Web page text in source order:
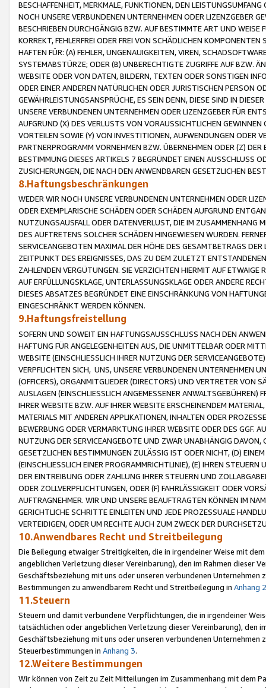
BESCHAFFENHEIT, MERKMALE, FUNKTIONEN, DEN
NOCH UNSERE VERBUNDENEN UNTERNEHMEN ODER LIZENZGEBER
BESCHRIEBEN DURCHGÄNGIG BZW. AUF BESTIMMTE ART UND
KORREKT, FEHLERFREI ODER FREI VON SCHÄDLICHEN
HAFTEN FÜR: (A) FEHLER, UNGENAUIGKEITEN, VIREN,
SYSTEMABSTÜRZE; ODER (B) UNBERECHTIGTE ZUGRIFFE AUF BZW.
WEBSITE ODER VON DATEN, BILDERN, TEXTEN ODER SONSTIGEN
ODER EINER ANDEREN NATÜRLICHEN ODER JURISTISCHEN PERSON
GEWÄHRLEISTUNGSANSPRÜCHE, ES SEIN DENN, DIESE SIND IN
UNSERE VERBUNDENEN UNTERNEHMEN ODER LIZENZGEBER FÜR
AUFGRUND (X) DES VERLUSTS VON VORAUSSICHTLICHEN
VORTEILEN SOWIE (Y) VON INVESTITIONEN, AUFWENDUNGEN ODER
PARTNERPROGRAMM VORNEHMEN BZW. ÜBERNEHMEN ODER (Z)
BESTIMMUNG DIESES ARTIKELS 7 BEGRÜNDET EINEN AUSSCHLUSS
ZUSICHERUNGEN, DIE NACH DEN ANWENDBAREN GESETZLICHEN
8.Haftungsbeschränkungen
WEDER WIR NOCH UNSERE VERBUNDENEN UNTERNEHMEN ODER
ODER EXEMPLARISCHE SCHÄDEN ODER SCHÄDEN AUFGRUND
NUTZUNGSAUSFALL ODER DATENVERLUST, DIE IM ZUSAMMENHANG
DES AUFTRETENS SOLCHER SCHÄDEN HINGEWIESEN WURDEN.
SERVICEANGEBOTEN MAXIMAL DER HÖHE DES GESAMTBETRAGS
ZEITPUNKT DES EREIGNISSES, DAS ZU DEM ZULETZT
ZAHLENDEN VERGÜTUNGEN. SIE VERZICHTEN HIERMIT AUF
AUF ERFÜLLUNGSKLAGE, UNTERLASSUNGSKLAGE ODER ANDERE
DIESES ABSATZES BEGRÜNDET EINE EINSCHRÄNKUNG VON
EINGESCHRÄNKT WERDEN KÖNNEN.
9.Haftungsfreistellung
SOFERN UND SOWEIT EIN HAFTUNGSAUSSCHLUSS NACH DEN
HAFTUNG FÜR ANGELEGENHEITEN AUS, DIE UNMITTELBAR ODER
WEBSITE (EINSCHLIESSLICH IHRER NUTZUNG DER
VERPFLICHTEN SICH, UNS, UNSERE VERBUNDENEN UNTERNEHMEN
(OFFICERS), ORGANMITGLIEDER (DIRECTORS) UND VERTRETER VON
AUSLAGEN (EINSCHLIESSLICH ANGEMESSENER
IHRER WEBSITE BZW. AUF IHRER WEBSITE ERSCHEINENDEM
MATERIALS MIT ANDEREN APPLIKATIONEN, INHALTEN ODER
BEWERBUNG ODER VERMARKTUNG IHRER WEBSITE ODER DES GGF.
NUTZUNG DER SERVICEANGEBOTE UND ZWAR UNABHÄNGIG
GESETZLICHEN BESTIMMUNGEN ZULÄSSIG IST ODER NICHT, (D)
(EINSCHLIESSLICH EINER PROGRAMMRICHTLINIE), (E) IHREN
DER EINTREIBUNG ODER ZAHLUNG IHRER STEUERN UND
ODER ZOLLVERPFLICHTUNGEN, ODER (F) FAHRLÄSSIGKEIT ODER
AUFTRAGNEHMER. WIR UND UNSERE BEAUFTRAGTEN KÖNNEN IM
GERICHTLICHE SCHRITTE EINLEITEN UND JEDE PROZESSUALE
VERTEIDIGEN, ODER UM RECHTE AUCH ZUM ZWECK DER
10.Anwendbares Recht und Streitbeilegung
Die Beilegung etwaiger Streitigkeiten, die in irgendeiner Weise mit
angeblichen Verletzung dieser Vereinbarung), den im Rahmen dieser
Geschäftsbeziehung mit uns oder unseren verbundenen
Bestimmungen zu anwendbarem Recht und Streitbeilegung in Anhang 2
11.Steuern
Steuern und damit verbundene Verpflichtungen, die in irgendeiner
tatsächlichen oder angeblichen Verletzung dieser Vereinbarung), den
Geschäftsbeziehung mit uns oder unseren verbundenen
Steuerbestimmungen in Anhang 3.
12.Weitere Bestimmungen
Wir können von Zeit zu Zeit Mitteilungen im Zusammenhang mit dem